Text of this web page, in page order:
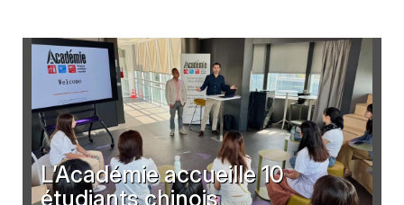
L’Académie accueille 10
étudiants chinois